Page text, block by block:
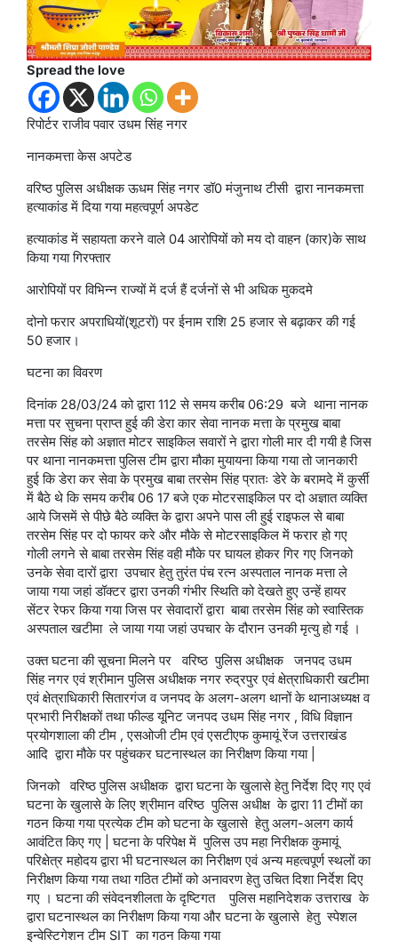
Spread the love
रिपोर्टर राजीव पवार उधम सिंह नगर
नानकमत्ता केस अपटेड
वरिष्ठ पुलिस अधीक्षक ऊधम सिंह नगर डॉ0 मंजुनाथ टीसी द्वारा नानकमत्ता
हत्याकांड में दिया गया महत्वपूर्ण अपडेट
हत्याकांड में सहायता करने वाले 04 आरोपियों को मय दो वाहन (कार)के साथ
किया गया गिरफ्तार
आरोपियों पर विभिन्न राज्यों में दर्ज हैं दर्जनों से भी अधिक मुकदमे
दोनो फरार अपराधियों(शूटरों) पर ईनाम राशि 25 हजार से बढ़ाकर की गई
50 हजार।
घटना का विवरण
दिनांक 28/03/24 को द्वारा 112 से समय करीब 06:29 बजे थाना नानक
मत्ता पर सुचना प्राप्त हुई की डेरा कार सेवा नानक मत्ता के प्रमुख बाबा
तरसेम सिंह को अज्ञात मोटर साइकिल सवारों ने द्वारा गोली मार दी गयी है जिस
पर थाना नानकमत्ता पुलिस टीम द्वारा मौका मुयायना किया गया तो जानकारी
हुई कि डेरा कर सेवा के प्रमुख बाबा तरसेम सिंह प्रातः डेरे के बरामदे में कुर्सी
में बैठे थे कि समय करीब 06 17 बजे एक मोटरसाइकिल पर दो अज्ञात व्यक्ति
आये जिसमें से पीछे बैठे व्यक्ति के द्वारा अपने पास ली हुई राइफल से बाबा
तरसेम सिंह पर दो फायर करे और मौके से मोटरसाइकिल में फरार हो गए
गोली लगने से बाबा तरसेम सिंह वही मौके पर घायल होकर गिर गए जिनको
उनके सेवा दारों द्वारा उपचार हेतु तुरंत पंच रत्न अस्पताल नानक मत्ता ले
जाया गया जहां डॉक्टर द्वारा उनकी गंभीर स्थिति को देखते हुए उन्हें हायर
सेंटर रेफर किया गया जिस पर सेवादारों द्वारा बाबा तरसेम सिंह को स्वास्तिक
अस्पताल खटीमा ले जाया गया जहां उपचार के दौरान उनकी मृत्यु हो गई ।
उक्त घटना की सूचना मिलने पर वरिष्ठ पुलिस अधीक्षक जनपद उधम
सिंह नगर एवं श्रीमान पुलिस अधीक्षक नगर रुद्रपुर एवं क्षेत्राधिकारी खटीमा
एवं क्षेत्राधिकारी सितारगंज व जनपद के अलग-अलग थानों के थानाअध्यक्ष व
प्रभारी निरीक्षकों तथा फील्ड यूनिट जनपद उधम सिंह नगर , विधि विज्ञान
प्रयोगशाला की टीम , एसओजी टीम एवं एसटीएफ कुमायूं रेंज उत्तराखंड
आदि द्वारा मौके पर पहुंचकर घटनास्थल का निरीक्षण किया गया |
जिनको वरिष्ठ पुलिस अधीक्षक द्वारा घटना के खुलासे हेतु निर्देश दिए गए एवं
घटना के खुलासे के लिए श्रीमान वरिष्ठ पुलिस अधीक्ष के द्वारा 11 टीमों का
गठन किया गया प्रत्येक टीम को घटना के खुलासे हेतु अलग-अलग कार्य
आवंटित किए गए | घटना के परिपेक्ष में पुलिस उप महा निरीक्षक कुमायूं
परिक्षेत्र महोदय द्वारा भी घटनास्थल का निरीक्षण एवं अन्य महत्वपूर्ण स्थलों का
निरीक्षण किया गया तथा गठित टीमों को अनावरण हेतु उचित दिशा निर्देश दिए
गए । घटना की संवेदनशीलता के दृष्टिगत पुलिस महानिदेशक उत्तराख के
द्वारा घटनास्थल का निरीक्षण किया गया और घटना के खुलासे हेतु स्पेशल
इन्वेस्टिगेशन टीम SIT का गठन किया गया